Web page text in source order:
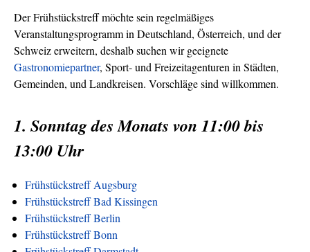
Der Frühstückstreff möchte sein regelmäßiges
Veranstaltungsprogramm in Deutschland, Österreich, und der
Schweiz erweitern, deshalb suchen wir geeignete
Gastronomiepartner, Sport- und Freizeitagenturen in Städten,
Gemeinden, und Landkreisen. Vorschläge sind willkommen.
1. Sonntag des Monats von 11:00 bis
13:00 Uhr
Frühstückstreff Augsburg
Frühstückstreff Bad Kissingen
Frühstückstreff Berlin
Frühstückstreff Bonn